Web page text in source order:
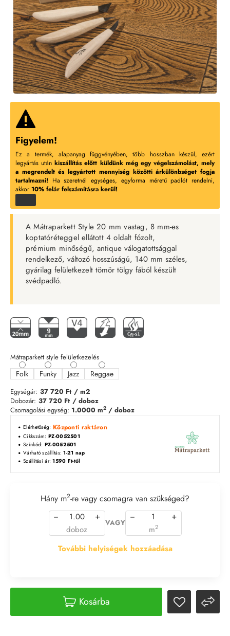
Figyelem!
Ez a termék, alapanyag függvényében, több hosszban készül, ezért
legyártás utánkiszállítás előtt küldünk még egy végelszámolást, mely
a megrendelt és legyártott mennyiség közötti árkülönbséget fogja
tartalmazni! Ha szeretnél egységes, egyforma méretű padlót rendelni,
akkor 10% felár felszámításra kerül!
A Mátraparkett Style 20 mm vastag, 8 mm-es
koptatóréteggel ellátott 4 oldalt fózolt,
prémium minőségű, antique válogatottsággal
rendelkező, változó hosszúságú, 140 mm széles,
gyárilag felületkezelt tömör tölgy fából készült
svédpadló.
Egységár: 37 720 Ft / m2
Dobozár: 37 720 Ft / doboz
Csomagolási egység: 1.0000 m2 / doboz
Elérhetőség: Központi raktáron
Cikkszám: PZ-0052501
Színkód: PZ-0052501
Várható szállítás: 1-21 nap
Szállítási ár: 1590 Ft-tól
További helyiségek hozzáadása
Hány m2-re vagy csomagra van szükséged?
− +
doboz
VAGY
− +
m2
Mátraparkett style felületkezelés
Folk Funky Jazz Reggae
Kosárba